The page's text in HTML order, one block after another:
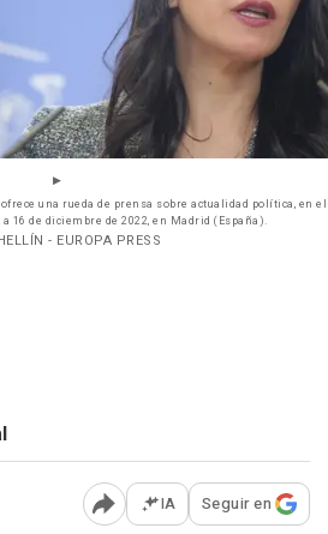
una rueda de prensa sobre actualidad política, en el
16 de diciembre de 2022, en Madrid (España).
- EUROPA PRESS
Abrir opciones para
IA Seguir en